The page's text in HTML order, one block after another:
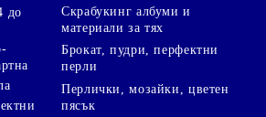
до
Скрабукинг албуми и
материали за тях
Брокат, пудри, перфектни
перли
Перлички, мозайки, цветен
пясък